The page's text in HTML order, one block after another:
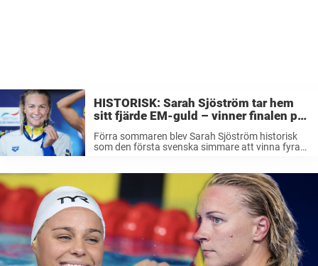
HISTORISK: Sarah Sjöström tar hem
sitt fjärde EM-guld – vinner finalen på
50 meter fjäril!
Förra sommaren blev Sarah Sjöström historisk
som den första svenska simmare att vinna fyra
på sim-EM har hon ...